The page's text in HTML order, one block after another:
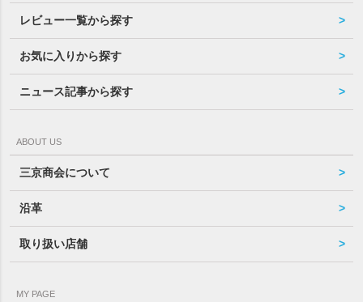
レビュー一覧から探す
お気に入りから探す
ニュース記事から探す
ABOUT US
三京商会について
沿革
取り扱い店舗
MY PAGE